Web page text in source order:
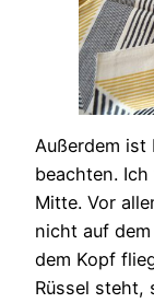
Außerdem
beachten.
Mitte. Vor
nicht auf
dem Kopf
Rüssel steht,